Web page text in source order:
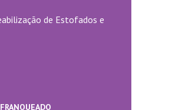
de Estofados e